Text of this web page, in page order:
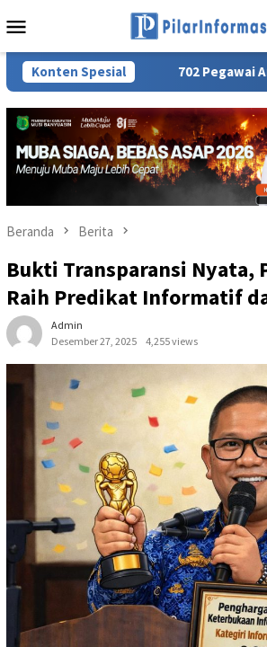
ke
Mobile
Konten Spesial
JKN 702 Pegawai Ambil Bagian,
Beranda Berita
Bukti Transparansi Nyata,
Raih Predikat Informatif
Admin
Desember 27, 2025
4,255 views